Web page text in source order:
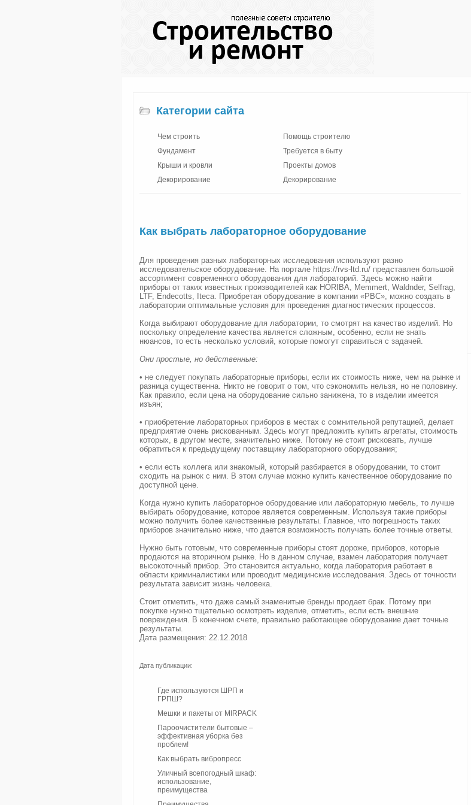
Категории сайта
Чем строить
Фундамент
Крыши и кровли
Декорирование
Помощь строителю
Требуется в быту
Проекты домов
Декорирование
Как выбрать лабораторное оборудование
Для проведения разных лабораторных исследования используют разно
исследовательское оборудование. На портале https://rvs-ltd.ru/ представлен большой
ассортимент современного оборудования для лабораторий. Здесь можно найти
приборы от таких известных производителей как HORIBA, Memmert, Waldnder, Selfrag,
LTF, Endecotts, Iteca. Приобретая оборудование в компании «РВС», можно создать в
лаборатории оптимальные условия для проведения диагностических процессов.
Когда выбирают оборудование для лаборатории, то смотрят на качество изделий. Но
поскольку определение качества является сложным, особенно, если не знать
нюансов, то есть несколько условий, которые помогут справиться с задачей.
Они простые, но действенные:
• не следует покупать лабораторные приборы, если их стоимость ниже, чем на рынке и
разница существенна. Никто не говорит о том, что сэкономить нельзя, но не половину.
Как правило, если цена на оборудование сильно занижена, то в изделии имеется
изъян;
• приобретение лабораторных приборов в местах с сомнительной репутацией, делает
предприятие очень рискованным. Здесь могут предложить купить агрегаты, стоимость
которых, в другом месте, значительно ниже. Потому не стоит рисковать, лучше
обратиться к предыдущему поставщику лабораторного оборудования;
• если есть коллега или знакомый, который разбирается в оборудовании, то стоит
сходить на рынок с ним. В этом случае можно купить качественное оборудование по
доступной цене.
Когда нужно купить лабораторное оборудование или лабораторную мебель, то лучше
выбирать оборудование, которое является современным. Используя такие приборы
можно получить более качественные результаты. Главное, что погрешность таких
приборов значительно ниже, что дается возможность получать более точные ответы.
Нужно быть готовым, что современные приборы стоят дороже, приборов, которые
продаются на вторичном рынке. Но в данном случае, взамен лаборатория получает
высокоточный прибор. Это становится актуально, когда лаборатория работает в
области криминалистики или проводит медицинские исследования. Здесь от точности
результата зависит жизнь человека.
Стоит отметить, что даже самый знаменитые бренды продает брак. Потому при
покупке нужно тщательно осмотреть изделие, отметить, если есть внешние
повреждения. В конечном счете, правильно работающее оборудование дает точные
результаты.
Дата размещения: 22.12.2018
Дата публикации:
Где используются ШРП и
ГРПШ?
Мешки и пакеты от MIRPACK
Пароочистители бытовые –
эффективная уборка без
проблем!
Как выбрать вибропресс
Уличный всепогодный шкаф:
использование,
преимущества